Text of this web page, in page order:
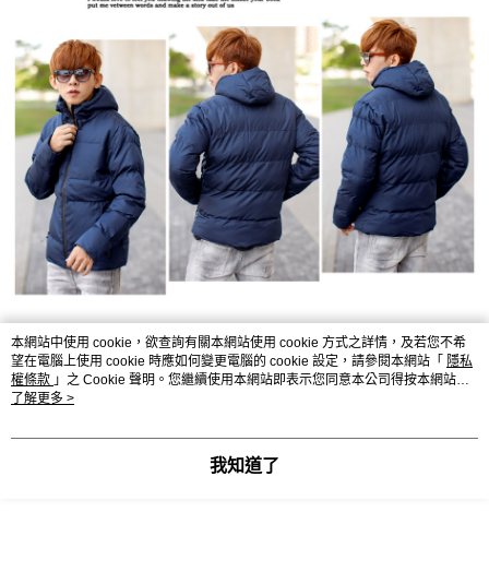
本網站中使用 cookie，欲查詢有關本網站使用 cookie 方式之詳情，及若您不希
望在電腦上使用 cookie 時應如何變更電腦的 cookie 設定，請參閱本網站「 隱私
權條款 」之 Cookie 聲明。您繼續使用本網站即表示您同意本公司得按本網站使
用條款之 Cookie 聲明使用 cookie。
了解更多 >
我知道了